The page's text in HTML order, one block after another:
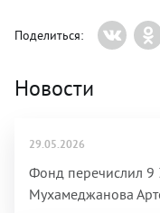
Поделиться:
Новости
29.05.2026
Фонд перечислил 9
Мухамеджанова